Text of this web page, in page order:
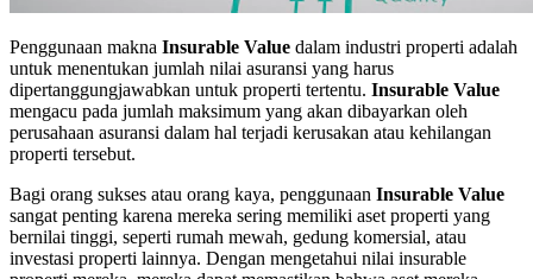
Penggunaan makna Insurable Value dalam industri properti adalah
untuk menentukan jumlah nilai asuransi yang harus
dipertanggungjawabkan untuk properti tertentu. Insurable Value
mengacu pada jumlah maksimum yang akan dibayarkan oleh
perusahaan asuransi dalam hal terjadi kerusakan atau kehilangan
properti tersebut.
Bagi orang sukses atau orang kaya, penggunaan Insurable Value
sangat penting karena mereka sering memiliki aset properti yang
bernilai tinggi, seperti rumah mewah, gedung komersial, atau
investasi properti lainnya. Dengan mengetahui nilai insurable